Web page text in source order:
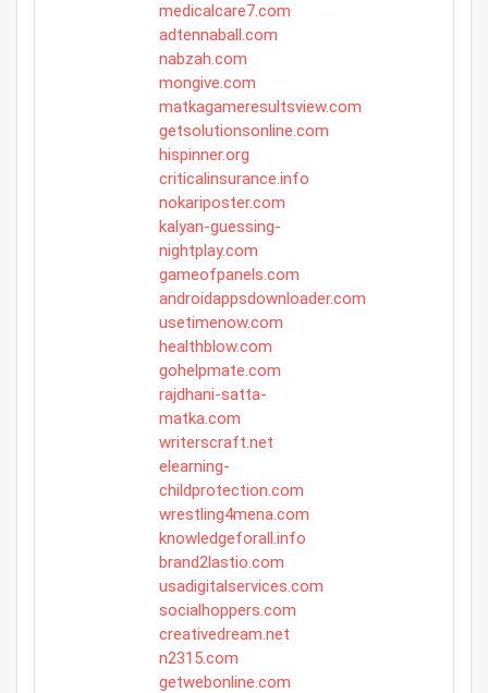
medicalcare7.com
adtennaball.com
nabzah.com
mongive.com
matkagameresultsview.com
getsolutionsonline.com
hispinner.org
criticalinsurance.info
nokariposter.com
kalyan-guessing-
nightplay.com
gameofpanels.com
androidappsdownloader.com
usetimenow.com
healthblow.com
gohelpmate.com
rajdhani-satta-
matka.com
writerscraft.net
elearning-
childprotection.com
wrestling4mena.com
knowledgeforall.info
brand2lastio.com
usadigitalservices.com
socialhoppers.com
creativedream.net
n2315.com
getwebonline.com